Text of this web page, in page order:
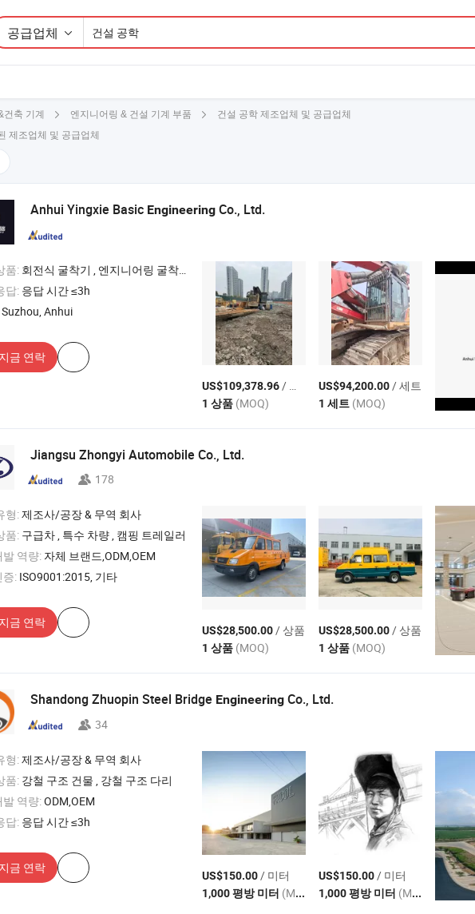
공급업체
건축 기계 엔지니어링 & 건설 기계 부품 건설 공학 제조업체 및 공급업체
제조업체 및 공급업체
Anhui Yingxie Basic Engineering Co., Ltd.
품: 회전식 굴착기 , 엔지니어링 굴착기 , 중고 회전식 굴착기 , 중고 유압 굴착기 , 백호 로더
답: 응답 시간 ≤3h
Suzhou, Anhui
지금 연락
US$109,378.96/ 상품
1 상품 (MOQ)
US$94,200.00/ 세트
1 세트 (MOQ)
Jiangsu Zhongyi Automobile Co., Ltd.
178
형:제조사/공장 & 무역 회사
품: 구급차 , 특수 차량 , 캠핑 트레일러
역량: 자체 브랜드,ODM,OEM
증: ISO9001:2015, 기타
지금 연락
US$28,500.00/ 상품
1 상품 (MOQ)
US$28,500.00/ 상품
1 상품 (MOQ)
Shandong Zhuopin Steel Bridge Engineering Co., Ltd.
34
형:제조사/공장 & 무역 회사
품: 강철 구조 건물 , 강철 구조 다리
역량:ODM,OEM
답: 응답 시간 ≤3h
지금 연락
US$150.00/ 미터
1,000 평방 미터 (MOQ)
US$150.00/ 미터
1,000 평방 미터 (MOQ)